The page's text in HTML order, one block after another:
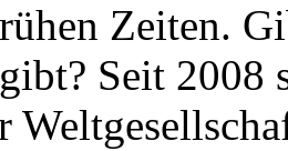
Zeiten.
Seit 2008